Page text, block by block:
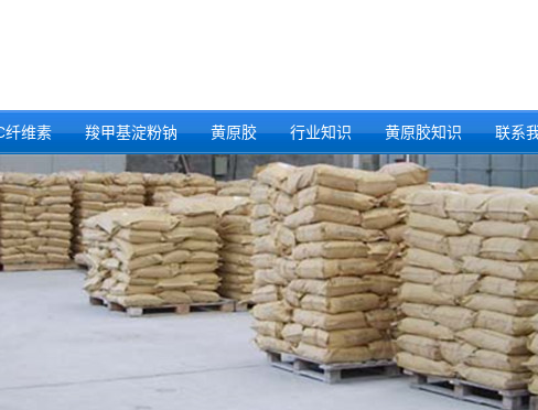
纤维素 羧甲基淀粉钠 黄原胶 行业知识 黄原胶知识 联系